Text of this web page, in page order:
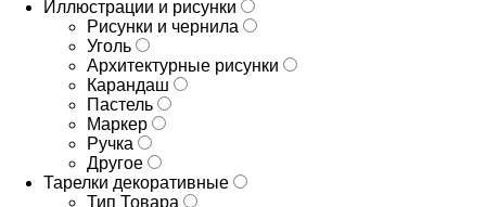
Иллюстрации и рисунки
Рисунки и чернила
Уголь
Архитектурные рисунки
Карандаш
Пастель
Маркер
Ручка
Другое
Тарелки декоративные
Тип Товара